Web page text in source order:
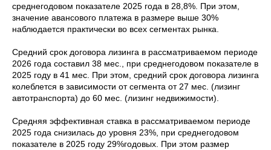
среднегодовом показателе 2025 года в 28,8%. При этом,
значение авансового платежа в размере выше 30%
наблюдается практически во всех сегментах рынка.
Cредний срок договора лизинга в рассматриваемом периоде
2026 года составил 38 мес., при среднегодовом показателе в
2025 году в 41 мес. При этом, средний срок договора лизинга
колеблется в зависимости от сегмента от 27 мес. (лизинг
автотранспорта) до 60 мес. (лизинг недвижимости).
Средняя эффективная ставка в рассматриваемом периоде
2025 года снизилась до уровня 23%, при среднегодовом
показателе в 2025 году 29%годовых. При этом размер